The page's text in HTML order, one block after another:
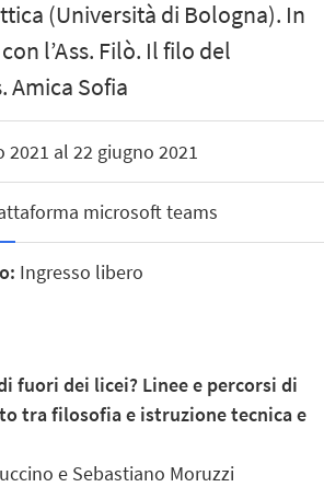
(Università di Bologna). In
l’Ass. Filò. Il filo del
Amica Sofia
2021 al 22 giugno 2021
microsoft teams
Ingresso libero
fuori dei licei? Linee e percorsi di
tra filosofia e istruzione tecnica e
e Sebastiano Moruzzi